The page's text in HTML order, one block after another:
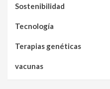
Sostenibilidad
Tecnología
Terapias genéticas
vacunas